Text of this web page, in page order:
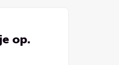
op.